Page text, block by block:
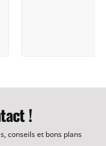
!
conseils et bons plans